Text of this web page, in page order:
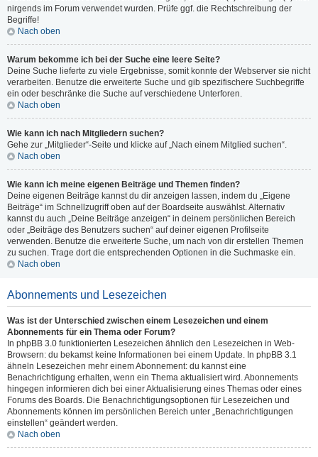
nirgends im Forum verwendet wurden. Prüfe ggf. die Rechtschreibung der
Begriffe!
Nach oben
Warum bekomme ich bei der Suche eine leere Seite?
Deine Suche lieferte zu viele Ergebnisse, somit konnte der Webserver sie nicht
verarbeiten. Benutze die erweiterte Suche und gib spezifischere Suchbegriffe
ein oder beschränke die Suche auf verschiedene Unterforen.
Nach oben
Wie kann ich nach Mitgliedern suchen?
Gehe zur „Mitglieder“-Seite und klicke auf „Nach einem Mitglied suchen“.
Nach oben
Wie kann ich meine eigenen Beiträge und Themen finden?
Deine eigenen Beiträge kannst du dir anzeigen lassen, indem du „Eigene
Beiträge“ im Schnellzugriff oben auf der Boardseite auswählst. Alternativ
kannst du auch „Deine Beiträge anzeigen“ in deinem persönlichen Bereich
oder „Beiträge des Benutzers suchen“ auf deiner eigenen Profilseite
verwenden. Benutze die erweiterte Suche, um nach von dir erstellen Themen
zu suchen. Trage dort die entsprechenden Optionen in die Suchmaske ein.
Nach oben
Abonnements und Lesezeichen
Was ist der Unterschied zwischen einem Lesezeichen und einem
Abonnements für ein Thema oder Forum?
In phpBB 3.0 funktionierten Lesezeichen ähnlich den Lesezeichen in Web-
Browsern: du bekamst keine Informationen bei einem Update. In phpBB 3.1
ähneln Lesezeichen mehr einem Abonnement: du kannst eine
Benachrichtigung erhalten, wenn ein Thema aktualisiert wird. Abonnements
hingegen informieren dich bei einer Aktualisierung eines Themas oder eines
Forums des Boards. Die Benachrichtigungsoptionen für Lesezeichen und
Abonnements können im persönlichen Bereich unter „Benachrichtigungen
einstellen“ geändert werden.
Nach oben